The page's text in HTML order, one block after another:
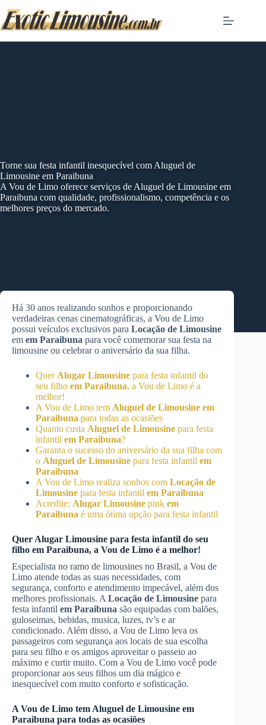
to
content
Torne sua festa infantil inesquecível com Aluguel de
Limousine em Paraibuna
A Vou de Limo oferece serviços de Aluguel de Limousine em
Paraibuna com qualidade, profissionalismo, competência e os
melhores preços do mercado.
Há 30 anos realizando sonhos e proporcionando
verdadeiras cenas cinematográficas, a Vou de Limo
possui veículos exclusivos para Locação de Limousine
em em Paraibuna para você comemorar sua festa na
limousine ou celebrar o aniversário da sua filha.
Quer Alugar Limousine para festa infantil do
seu filho em Paraibuna, a Vou de Limo é a
melhor!
A Vou de Limo tem Aluguel de Limousine em
Paraibuna para todas as ocasiões
Quanto custa Aluguel de Limousine para festa
infantil em Paraibuna?
Garanta o sucesso do aniversário da sua filha com
o Aluguel de Limousine para festa infantil em
Paraibuna
A Vou de Limo realiza sonhos com Locação de
Limousine para festa infantil em Paraibuna
Acredite: Alugar Limousine pink em
Paraibuna é uma ótima opção para festa infantil
Quer Alugar Limousine para festa infantil do seu
filho em Paraibuna, a Vou de Limo é a melhor!
Especialista no ramo de limousines no Brasil, a Vou de
Limo atende todas as suas necessidades, com
segurança, conforto e atendimento impecável, além dos
melhores profissionais. A Locação de Limousine para
festa infantil em Paraibuna são equipadas com balões,
guloseimas, bebidas, musica, luzes, tv’s e ar
condicionado. Além disso, a Vou de Limo leva os
passageiros com segurança aos locais de sua escolha
para seu filho e os amigos aproveitar o passeio ao
máximo e curtir muito. Com a Vou de Limo você pode
proporcionar aos seus filhos um dia mágico e
inesquecível com muito conforto e sofisticação.
A Vou de Limo tem Aluguel de Limousine em
Paraibuna para todas as ocasiões